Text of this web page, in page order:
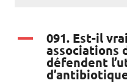
A 091. Est-il
associations
défendent